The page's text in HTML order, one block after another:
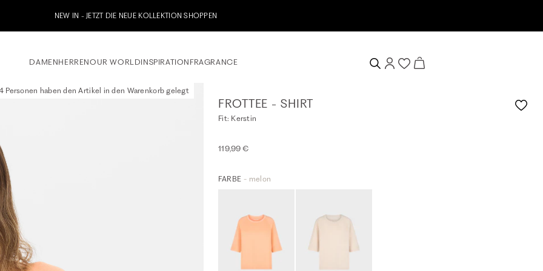
zu unserem Whatsapp Newsletter anmelden & 10% Willkommensgutschein erhalten
DAMENHERRENOUR WORLDINSPIRATION FRAGRANCE
Personen haben den Artikel in den Warenkorb gelegt
FROTTEE - SHIRT
Fit: Kerstin
119,99 €
FARBE - melon